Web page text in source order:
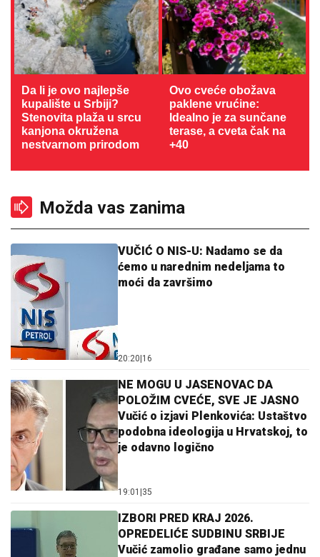
Da li je ovo najlepše
kupalište u Srbiji?
Stenovita plaža u srcu
kanjona okružena
nestvarnom prirodom
Ovo cveće obožava
paklene vrućine:
Idealno je za sunčane
terase, a cveta čak na
+40
Možda vas zanima
VUČIĆ O NIS-U: Nadamo se da
ćemo u narednim nedeljama to
moći da završimo
20:20|16
NE MOGU U JASENOVAC DA
POLOŽIM CVEĆE, SVE JE JASNO
Vučić o izjavi Plenkovića: Ustaštvo
podobna ideologija u Hrvatskoj, to
je odavno logično
19:01 |35
IZBORI PRED KRAJ 2026.
OPREDELIĆE SUDBINU SRBIJE
Vučić zamolio građane samo jednu